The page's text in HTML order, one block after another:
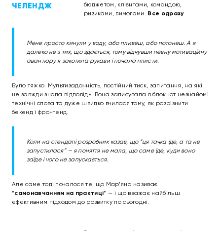
ЧЕЛЕНДЖ
бюджетом, клієнтами, командою,
ризиками, вимогами. Все одразу.
Мене просто кинули у воду, або пливеш, або потонеш. А я
далеко не з тих, що здається, тому відчувши певну мотиваційну
авантюру я закотила рукави і почала плисти.
Було тяжко. Мультизадачність, постійний тиск, запитання, на які
не завжди знала відповідь. Вона записувала в блокнот незнайомі
технічні слова та дуже швидко вчилася тому, як розрізнити
бекенд і фронтенд.
Коли на стендапі розробник казав, що “ця тачка їде, а та не
запустилася” — я поняття не мала, що саме їде, куди воно
заїде і чого не запускається.
Але саме тоді почалося те, що Мар’яна називає
“самонавчанням на практиці” — і що вважає найбільш
ефективним підходом до розвитку по сьогодні.